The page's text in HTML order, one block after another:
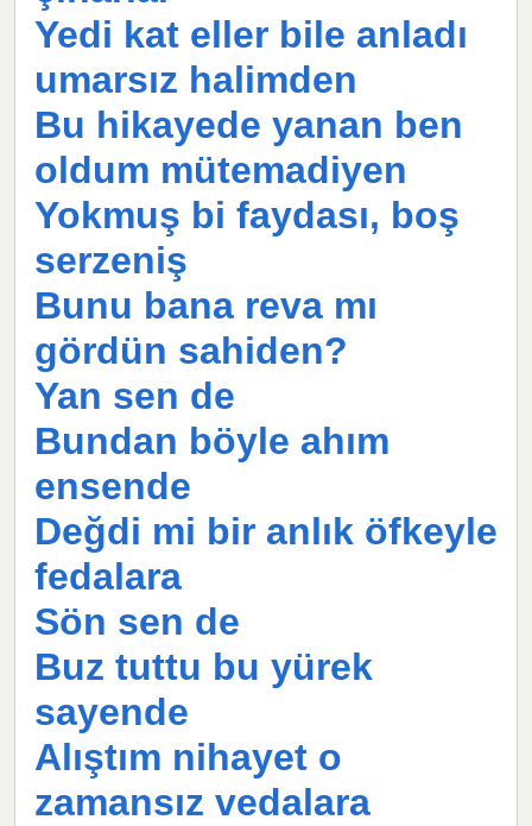
Yedi kat eller bile anladı
umarsız halimden
Bu hikayede yanan ben
oldum mütemadiyen
Yokmuş bi faydası, boş
serzeniş
Bunu bana reva mı
gördün sahiden?
Yan sen de
Bundan böyle ahım
ensende
Değdi mi bir anlık öfkeyle
fedalara
Sön sen de
Buz tuttu bu yürek
sayende
Alıştım nihayet o
zamansız vedalara